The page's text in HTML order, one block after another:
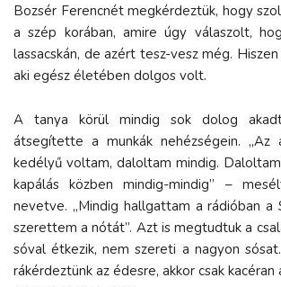
Bozsér Ferencnét megkérdeztük, hogy
a szép korában, amire úgy válaszolt,
lassacskán, de azért tesz-vesz még.
aki egész életében dolgos volt.
A tanya körül mindig sok dolog
átsegítette a munkák nehézségein.
kedélyű voltam, daloltam mindig.
kapálás közben mindig-mindig” –
nevetve. „Mindig hallgattam a rádióban a
szerettem a nótát”. Azt is megtudtuk a
sóval étkezik, nem szereti a nagyon
rákérdeztünk az édesre, akkor csak